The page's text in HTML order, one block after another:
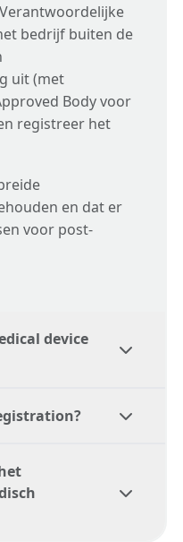
bedrijf buiten de
uit (met
Body voor
registreer het
en dat er
voor post-
device
voor
van regelgeving
dat de
is een verplicht